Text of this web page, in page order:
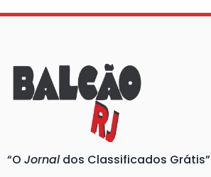
“O Jornaldos Classificados Grátis”